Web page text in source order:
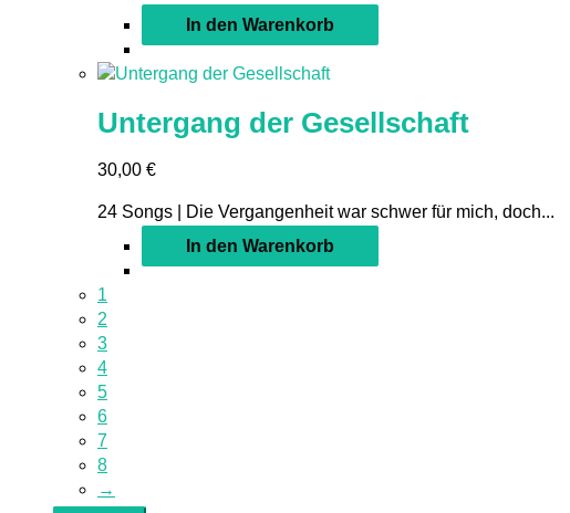
In den Warenkorb
Untergang der Gesellschaft
30,00 €
24 Songs | Die Vergangenheit war schwer für mich, doch...
In den Warenkorb
1
2
3
4
5
6
7
8
→